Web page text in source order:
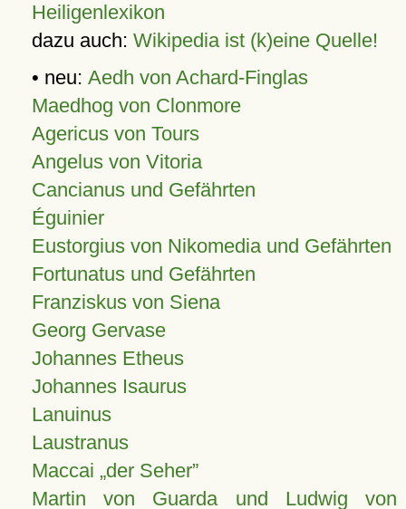
Heiligenlexikon
dazu auch: Wikipedia ist (k)eine Quelle!
• neu: Aedh von Achard-Finglas
Maedhog von Clonmore
Agericus von Tours
Angelus von Vitoria
Cancianus und Gefährten
Éguinier
Eustorgius von Nikomedia und Gefährten
Fortunatus und Gefährten
Franziskus von Siena
Georg Gervase
Johannes Etheus
Johannes Isaurus
Lanuinus
Laustranus
Maccai „der Seher”
Martin von Guarda und Ludwig von